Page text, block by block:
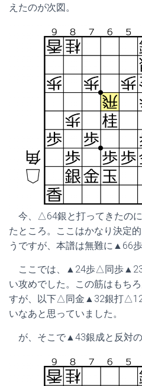
えたのが次図。
今、△64銀と打ってきたの
たところ。ここはかなり決定
うですが、本譜は無難に▲66
ここでは、▲24歩△同歩▲23
い攻めでした。この筋はもち
すが、以下△同金▲32銀打△12
いなあと思っていました。
が、そこで▲43銀成と反対の